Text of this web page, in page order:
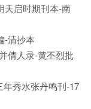
天启时期刊本-南
-清抄本
倩人录-黄丕烈批
秀水张丹鸣刊-17